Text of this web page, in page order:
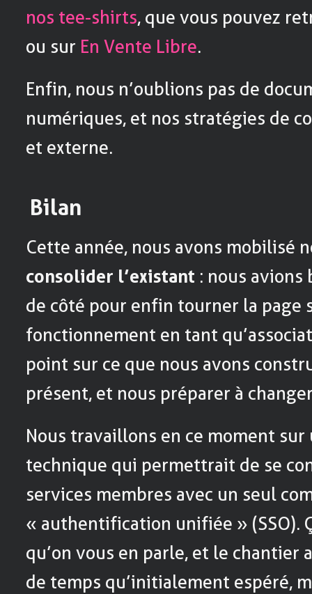
nos tee-shirts, que vous pouvez
ou sur En Vente Libre.
Enfin, nous n’oublions pas de
numériques, et nos stratégies de
et externe.
Bilan
Cette année, nous avons mobilisé
consolider l’existant : nous avions
de côté pour enfin tourner la page
fonctionnement en tant
point sur ce que nous avons
présent, et nous préparer à
Nous travaillons en ce moment
technique qui permettrait de se
services membres avec un seul
« authentification unifiée » (SSO).
qu’on vous en parle, et le chantier
de temps qu’initialement espéré,